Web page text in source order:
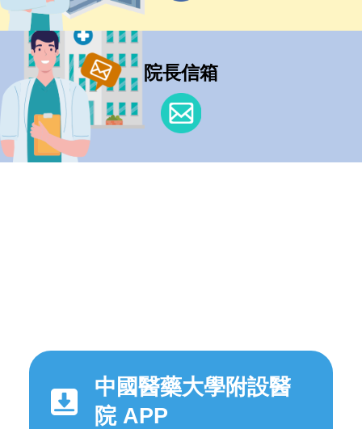
院長信箱
中國醫藥大學附設醫
院 APP